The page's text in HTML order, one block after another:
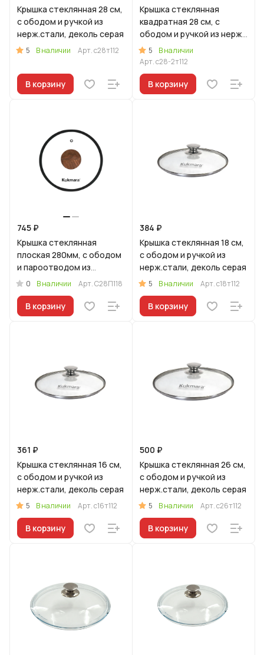
Крышка стеклянная 28 см,
с ободом и ручкой из
нерж.стали, деколь серая
5 В наличии Арт.с28т112
В корзину
Крышка стеклянная
квадратная 28 см, с
ободом и ручкой из нерж.
стали, деколь серая
5
В наличии
Арт.с28-2т112
В корзину
745 ₽
Крышка стеклянная
плоская 280мм, с ободом
и пароотводом из
силикона и бакелитовой
ручкой софт-тач цв
0 В наличии Арт.С28П118
В корзину
384 ₽
Крышка стеклянная 18 см,
с ободом и ручкой из
нерж.стали, деколь серая
5 В наличии Арт.с18т112
В корзину
361 ₽
Крышка стеклянная 16 см,
с ободом и ручкой из
нерж.стали, деколь серая
5 В наличии Арт.с16т112
В корзину
500 ₽
Крышка стеклянная 26 см,
с ободом и ручкой из
нерж.стали, деколь серая
5 В наличии Арт.с26т112
В корзину